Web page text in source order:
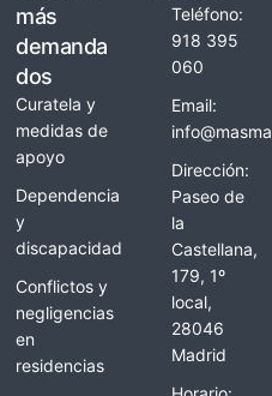
más
demanda
dos
Curatela y
medidas de
apoyo
Dependencia
y
discapacidad
Conflictos y
negligencias
en
residencias
Teléfono:
918 395
060
Email:
Dirección:
Paseo de
la
Castellana,
179, 1º
local,
28046
Madrid